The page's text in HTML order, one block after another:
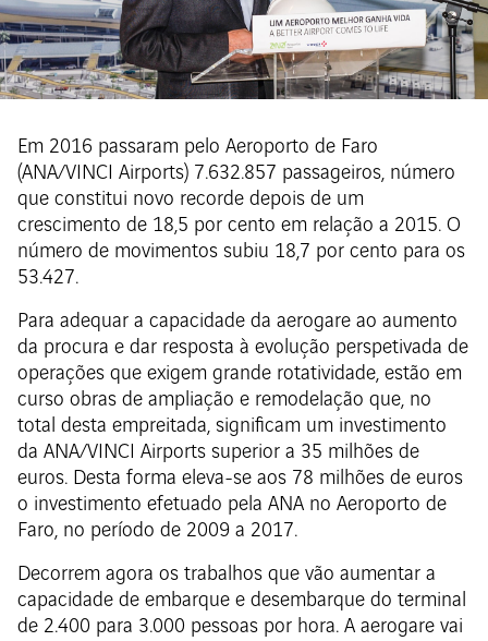
Em 2016 passaram pelo Aeroporto de Faro
(ANA/VINCI Airports) 7.632.857 passageiros, número
que constitui novo recorde depois de um
crescimento de 18,5 por cento em relação a 2015. O
número de movimentos subiu 18,7 por cento para os
53.427.
Para adequar a capacidade da aerogare ao aumento
da procura e dar resposta à evolução perspetivada de
operações que exigem grande rotatividade, estão em
curso obras de ampliação e remodelação que, no
total desta empreitada, significam um investimento
da ANA/VINCI Airports superior a 35 milhões de
euros. Desta forma eleva-se aos 78 milhões de euros
o investimento efetuado pela ANA no Aeroporto de
Faro, no período de 2009 a 2017.
Decorrem agora os trabalhos que vão aumentar a
capacidade de embarque e desembarque do terminal
de 2.400 para 3.000 pessoas por hora. A aerogare vai